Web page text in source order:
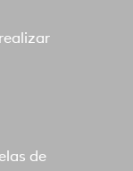
de